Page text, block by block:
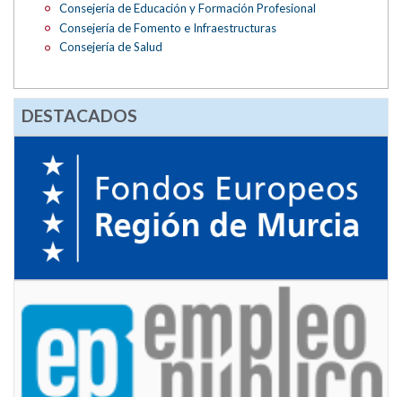
Consejería de Educación y Formación Profesional
Consejería de Fomento e Infraestructuras
Consejería de Salud
DESTACADOS